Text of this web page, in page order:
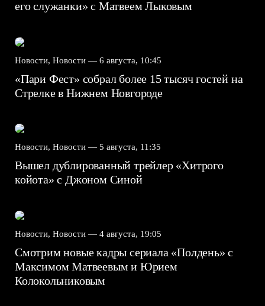
его служанки» с Матвеем Лыковым
Новости, Новости — 6 августа, 10:45
«Пари Фест» собрал более 15 тысяч гостей на
Стрелке в Нижнем Новгороде
Новости, Новости — 5 августа, 11:35
Вышел дублированный трейлер «Хитрого
койота» с Джоном Синой
Новости, Новости — 4 августа, 19:05
Смотрим новые кадры сериала «Полдень» с
Максимом Матвеевым и Юрием
Колокольниковым